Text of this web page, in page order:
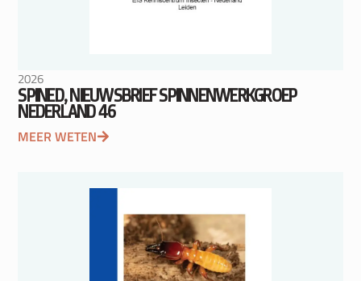
2026
SPINED, NIEUWSBRIEF SPINNENWERKGROEP
NEDERLAND 46
MEER WETEN